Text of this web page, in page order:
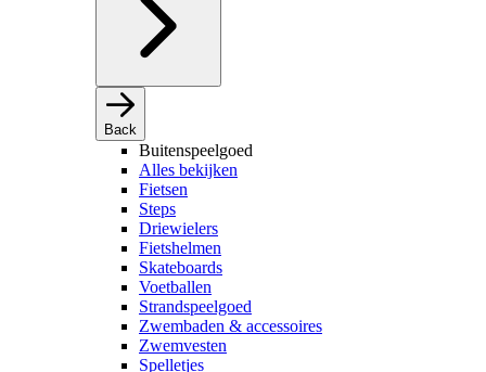
Back
Buitenspeelgoed
Alles bekijken
Fietsen
Steps
Driewielers
Fietshelmen
Skateboards
Voetballen
Strandspeelgoed
Zwembaden & accessoires
Zwemvesten
Spelletjes